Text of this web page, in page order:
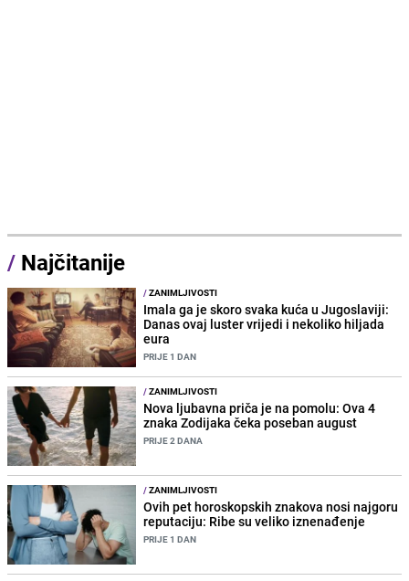
/ Najčitanije
/ZANIMLJIVOSTI
Imala ga je skoro svaka kuća u Jugoslaviji:
Danas ovaj luster vrijedi i nekoliko hiljada
eura
PRIJE 1 DAN
/ZANIMLJIVOSTI
Nova ljubavna priča je na pomolu: Ova 4
znaka Zodijaka čeka poseban august
PRIJE 2 DANA
/ZANIMLJIVOSTI
Ovih pet horoskopskih znakova nosi najgoru
reputaciju: Ribe su veliko iznenađenje
PRIJE 1 DAN